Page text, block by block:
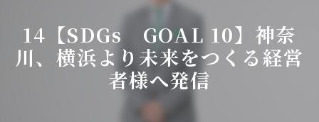
14【SDGs GOAL 10】神奈
川、横浜より未来をつくる経営
者様へ発信